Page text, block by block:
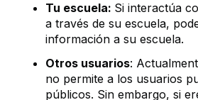
Tu escuela: Si interactúa
a través de su escuela,
información a su escuela.
Otros usuarios:
no permite a los usuarios
públicos. Sin embargo, si